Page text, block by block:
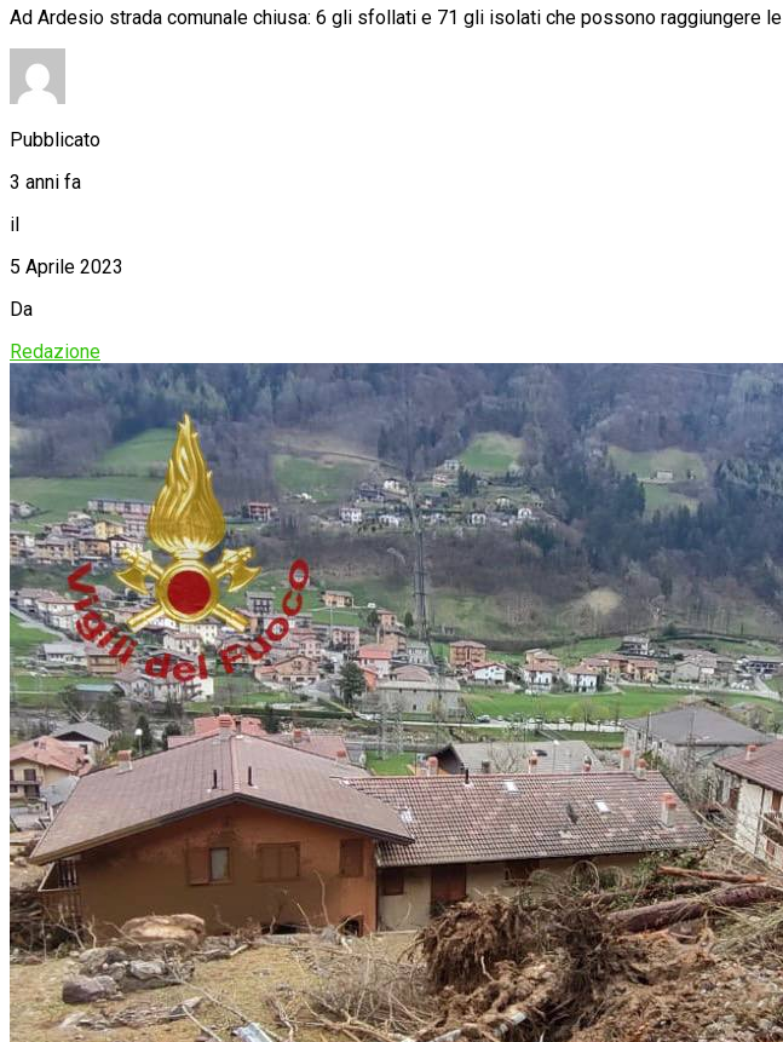
Ad Ardesio strada comunale chiusa: 6 gli sfollati e 71 gli isolati che possono raggiungere
Pubblicato
3 anni fa
il
5 Aprile 2023
Da
Redazione